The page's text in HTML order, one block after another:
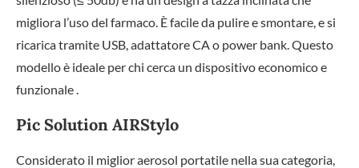
migliora l’uso del farmaco. È facile da pulire e smontare, e si
ricarica tramite USB, adattatore CA o power bank. Questo
modello è ideale per chi cerca un dispositivo economico e
funzionale .
Pic Solution AIRStylo
Considerato il miglior aerosol portatile nella sua categoria,